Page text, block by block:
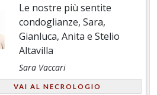
Le nostre più sentite
condoglianze, Sara,
Gianluca, Anita e Stelio
Altavilla
Sara Vaccari
VAI AL NECROLOGIO